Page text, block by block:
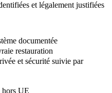
et légalement justifiées
documentée
restauration
et sécurité suivie par
hors UE